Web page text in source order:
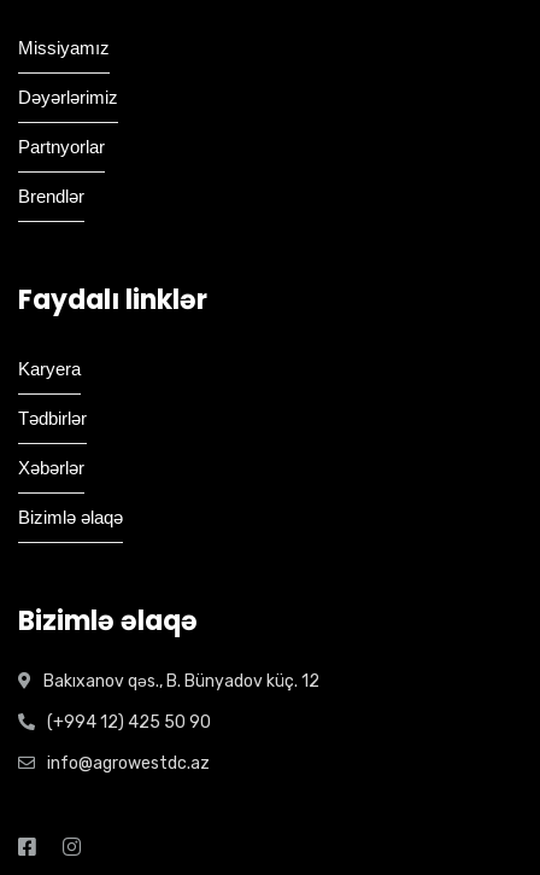
Missiyamız
Dəyərlərimiz
Partnyorlar
Brendlər
Faydalı linklər
Karyera
Tədbirlər
Xəbərlər
Bizimlə əlaqə
Bizimlə əlaqə
Bakıxanov qəs., B. Bünyadov küç. 12
(+994 12) 425 50 90
info@agrowestdc.az